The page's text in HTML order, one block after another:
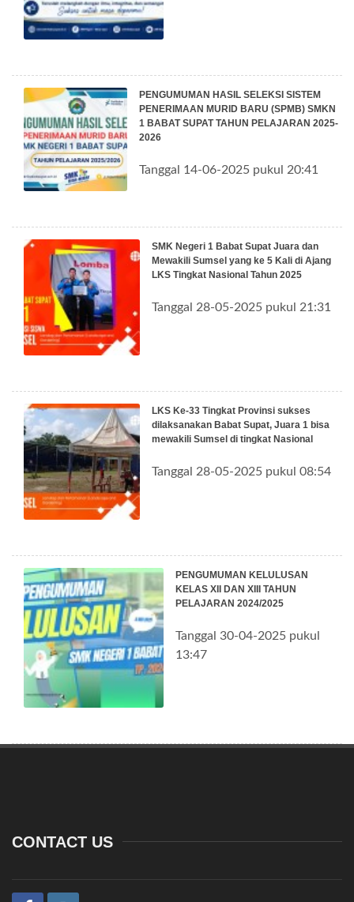
PENGUMUMAN HASIL SELEKSI SISTEM
PENERIMAAN MURID BARU (SPMB) SMKN
1 BABAT SUPAT TAHUN PELAJARAN 2025-
2026
Tanggal 14-06-2025 pukul 20:41
SMK Negeri 1 Babat Supat Juara dan
Mewakili Sumsel yang ke 5 Kali di Ajang
LKS Tingkat Nasional Tahun 2025
Tanggal 28-05-2025 pukul 21:31
LKS Ke-33 Tingkat Provinsi sukses
dilaksanakan Babat Supat, Juara 1 bisa
mewakili Sumsel di tingkat Nasional
Tanggal 28-05-2025 pukul 08:54
PENGUMUMAN KELULUSAN
KELAS XII DAN XIII TAHUN
PELAJARAN 2024/2025
Tanggal 30-04-2025 pukul
13:47
CONTACT US